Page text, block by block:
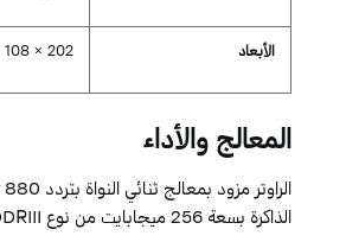
الأبعاد 202
×
108
المعالجوالأداء
الراوتر مزود بمعالج ثنائي النواة بتردد880
الذاكرة بسعة256ميجابايت من نوع